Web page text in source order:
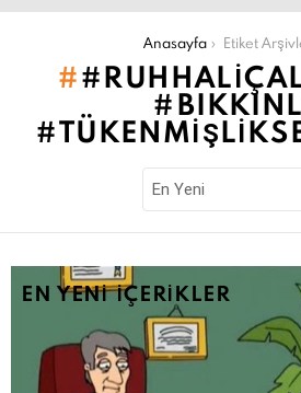
Anasayfa Etiket Arşivleri: #ruhhaliçalkantısı #bıkkınlık
EN YENI İÇERIKLER